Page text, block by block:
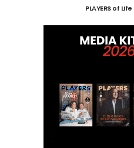
PLAYERS of Life